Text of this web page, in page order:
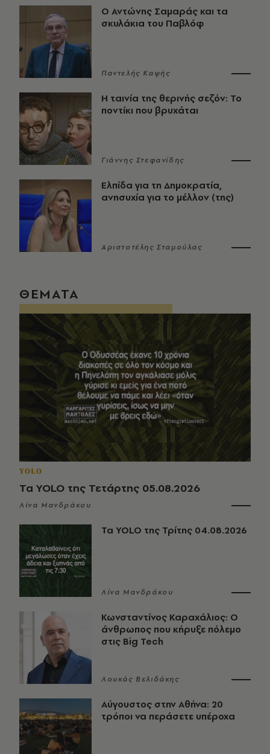
Ο Αντώνης Σαμαράς και τα
σκυλάκια του Παβλόφ
Παντελής Καψής
Η ταινία της θερινής σεζόν: Το
ποντίκι που βρυχάται
Γιάννης Στεφανίδης
Ελπίδα για τη Δημοκρατία,
ανησυχία για το μέλλον (της)
Αριστοτέλης Σταμούλας
ΘΕΜΑΤΑ
YOLO
Τα YOLO της Τετάρτης 05.08.2026
Λίνα Μανδράκου
Τα YOLO της Τρίτης 04.08.2026
Λίνα Μανδράκου
Κωνσταντίνος Καραχάλιος: Ο
άνθρωπος που κήρυξε πόλεμο
στις Big Tech
Λουκάς Βελιδάκης
Αύγουστος στην Αθήνα: 20
τρόποι να περάσετε υπέροχα